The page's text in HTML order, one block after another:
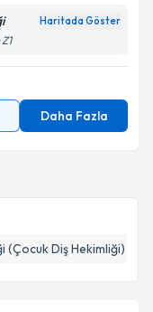
(Çocuk Diş Hekimliği)
Haritada Göster
Daha Fazla